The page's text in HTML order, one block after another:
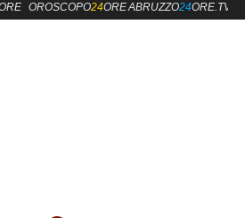
OROSCOPO24OREABRUZZO24ORE.TV